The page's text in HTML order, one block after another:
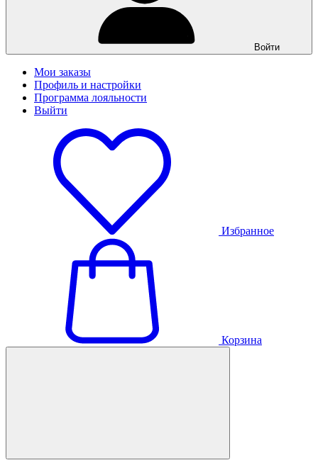
Войти
Мои заказы
Профиль и настройки
Программа лояльности
Выйти
Избранное
Корзина